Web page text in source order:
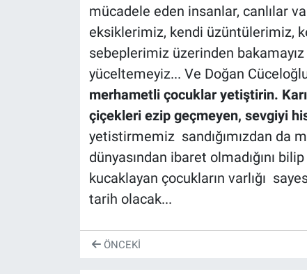
mücadele eden insanlar, canlılar
eksiklerimiz, kendi üzüntülerimiz,
sebeplerimiz üzerinden
yüceltemeyiz... Ve Doğan
merhametli çocuklar yetiştirin.
çiçekleri ezip geçmeyen, sevgiyi
yetistirmemiz sandığımızdan da
dünyasından ibaret olmadığını
kucaklayan çocukların varlığı
tarih olacak...
ÖNCEKI